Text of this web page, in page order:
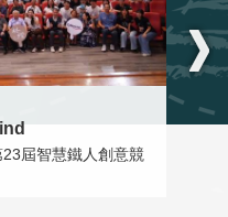
屆智慧鐵人創意競